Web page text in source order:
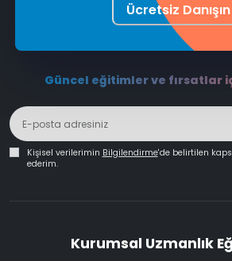
Ücretsiz Danışın
Güncel eğitimler ve fırsatlar
Kişisel verilerimin Bilgilendirme'de belirtilen
ederim.
Kurumsal Uzmanlık